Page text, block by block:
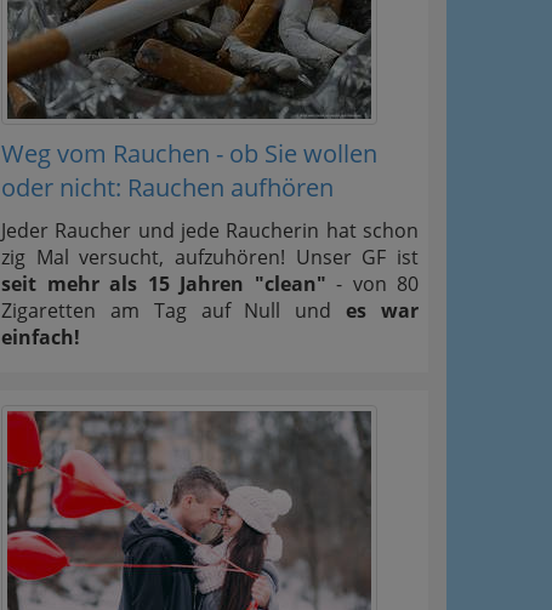
Weg vom Rauchen - ob Sie wollen
oder nicht: Rauchen aufhören
Jeder Raucher und jede Raucherin hat schon
zig Mal versucht, aufzuhören! Unser GF ist
seit mehr als 15 Jahren "clean" - von 80
Zigaretten am Tag auf Null undes war
einfach!